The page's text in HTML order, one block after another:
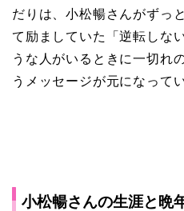
だりは、小松暢さんがずっ
て励ましていた「逆転しな
うな人がいるときに一切れ
うメッセージが元になって
小松暢さんの生涯と晩